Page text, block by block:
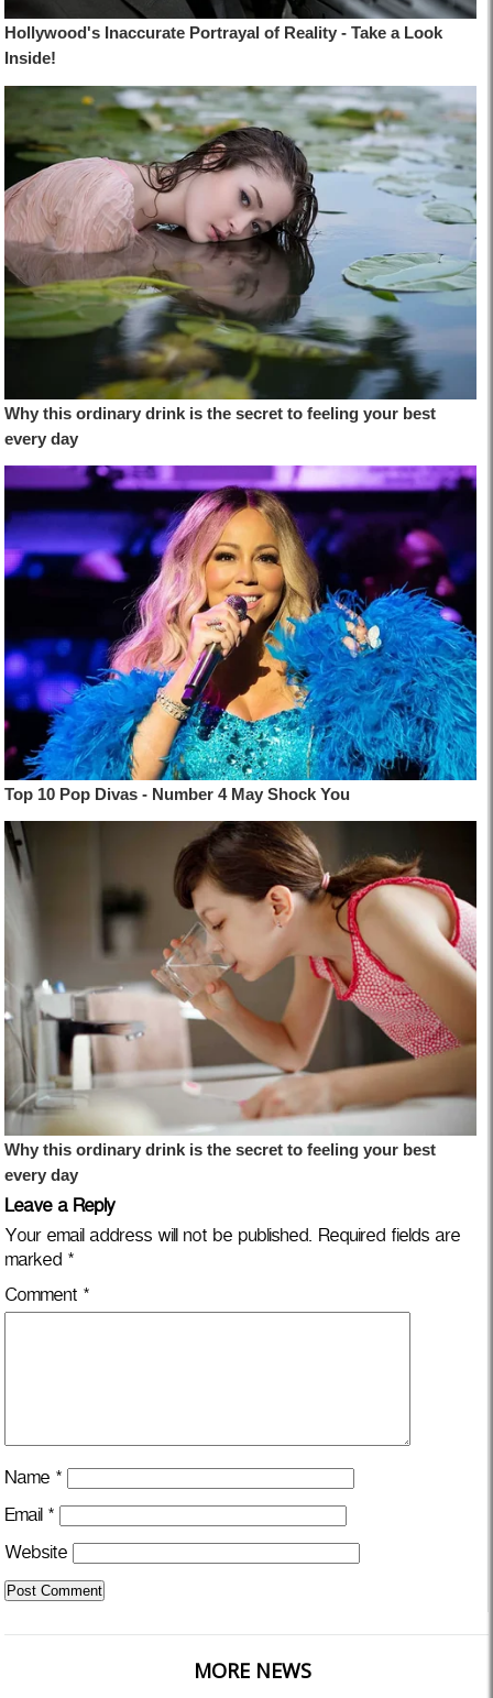
Leave a Reply
Your email address will not be published. Required fields are
marked *
Comment *
Name *
Email *
Website
MORE NEWS